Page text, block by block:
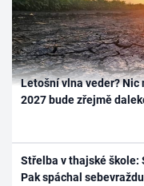
Letošní vlna veder? Nic
2027 bude zřejmě
Střelba v thajské
Pak spáchal sebevraždu